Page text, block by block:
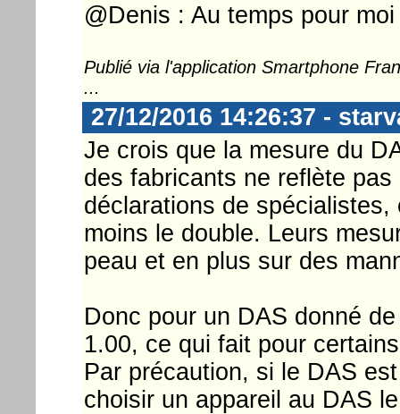
@Denis : Au temps pour
Publié via l'application Smartphone
...
27/12/2016 14:26:37 -
Je crois que la mesure du
des fabricants ne reflète
déclarations de
moins le double. Leurs
peau et en plus sur des
Donc pour un DAS donné
1.00, ce qui fait pour
Par précaution, si le DAS
choisir un appareil au DAS